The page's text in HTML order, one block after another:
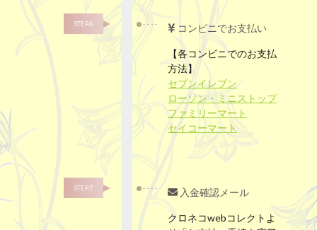
STEP.6 コンビニでお支払い
【各コンビニでのお支払
方法】
セブンイレブン
ローソン・ミニストップ
ファミリーマート
セイコーマート
STEP.7 入金確認メール
クロネコwebコレクトよ